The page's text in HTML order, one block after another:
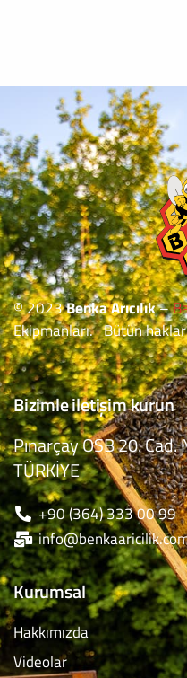
© 2023Benka Arıcılık–
Ekipmanları. Bütün
Bizimle iletişim kurun
Pınarçay OSB 20.
TÜRKİYE
+90 (364) 333 00 99
Kurumsal
Hakkımızda
Videolar